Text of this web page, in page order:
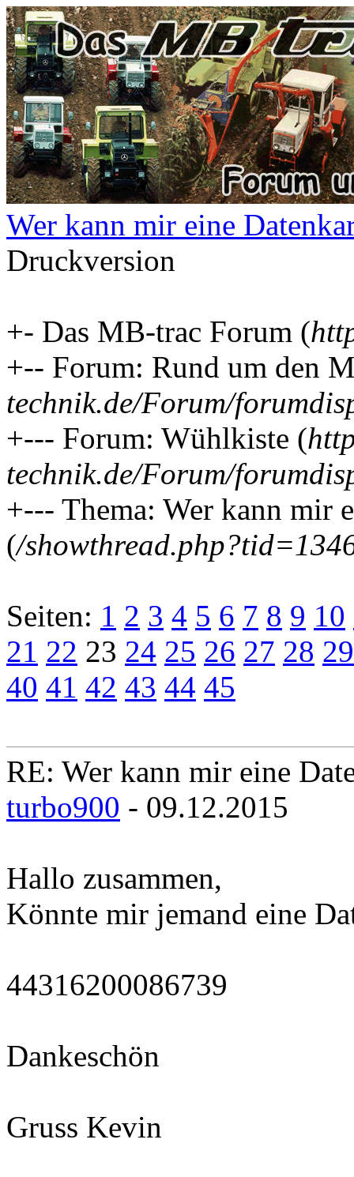
Wer kann mir eine
Druckversion
+- Das MB-trac Forum (
+-- Forum: Rund um den
technik.de/Forum/
+--- Forum: Wühlkiste (
technik.de/Forum/
+--- Thema: Wer kann mir
(/
Seiten: 1 2 3 4 5 6 7 8 9 10
21 22 23 24 25 26 27 28 29
40 41 42 43 44 45
RE: Wer kann mir eine
turbo900 - 09.12.2015
Hallo zusammen,
Könnte mir jemand eine
44316200086739
Dankeschön
Gruss Kevin